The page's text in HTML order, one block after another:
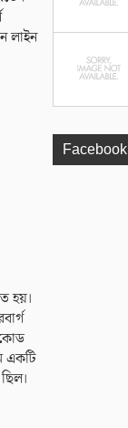
লাইন
হয়।
কোড
একটি
Facebook